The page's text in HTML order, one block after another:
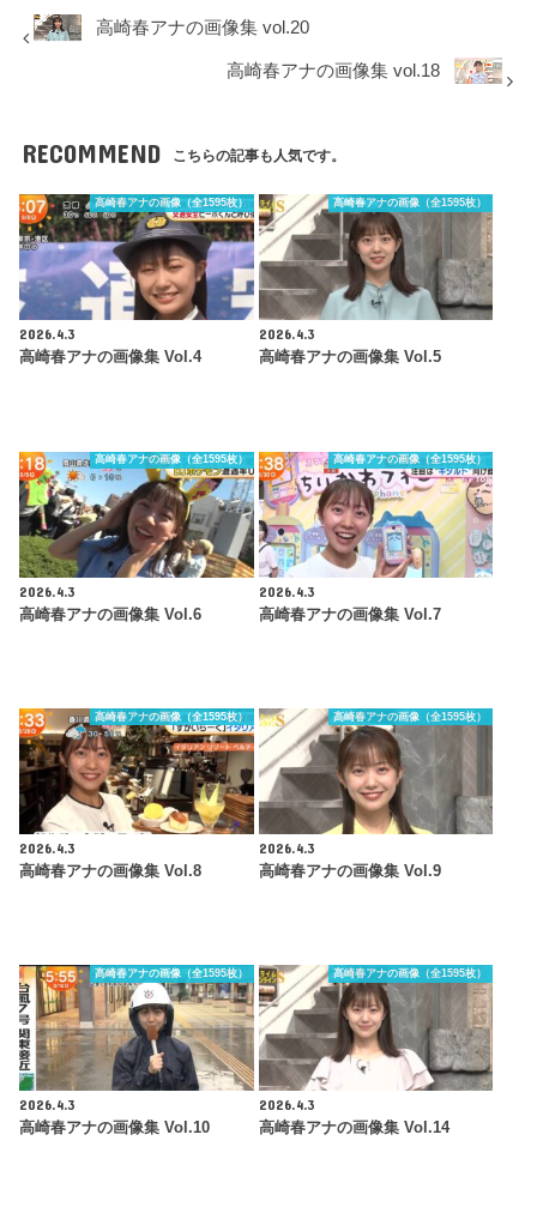
高崎春アナの画像集 vol.20
高崎春アナの画像集 vol.18
RECOMMEND こちらの記事も人気です。
高崎春アナの画像（全1595枚）
2026.4.3
高崎春アナの画像集 Vol.4
高崎春アナの画像（全1595枚）
2026.4.3
高崎春アナの画像集 Vol.5
高崎春アナの画像（全1595枚）
2026.4.3
高崎春アナの画像集 Vol.6
高崎春アナの画像（全1595枚）
2026.4.3
高崎春アナの画像集 Vol.7
高崎春アナの画像（全1595枚）
2026.4.3
高崎春アナの画像集 Vol.8
高崎春アナの画像（全1595枚）
2026.4.3
高崎春アナの画像集 Vol.9
高崎春アナの画像（全1595枚）
2026.4.3
高崎春アナの画像集 Vol.10
高崎春アナの画像（全1595枚）
2026.4.3
高崎春アナの画像集 Vol.14